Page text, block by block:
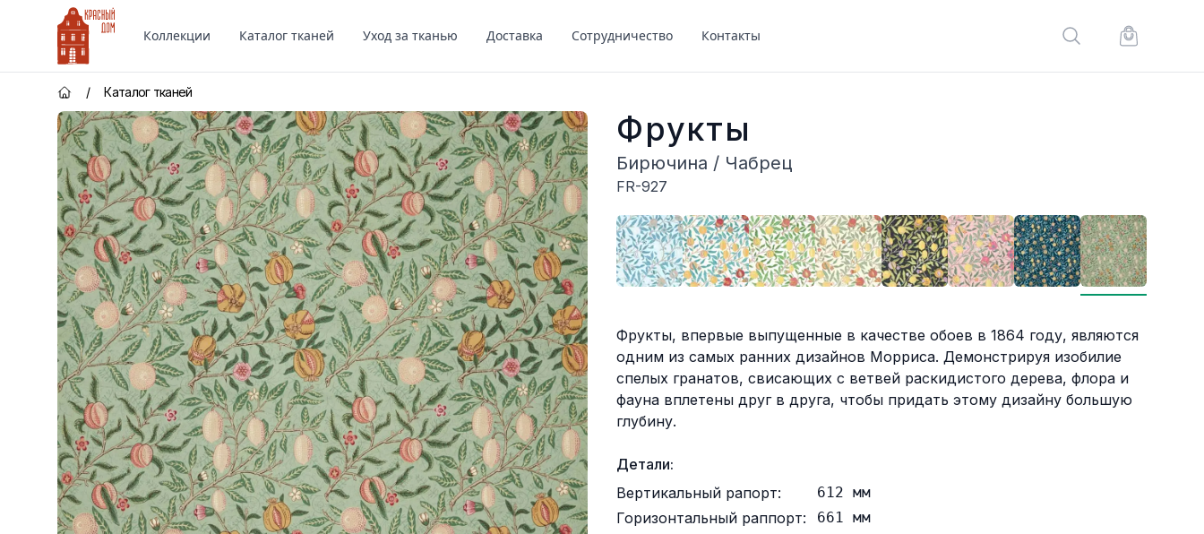
Красный Дом
Коллекции Каталог тканей Уход за тканью Доставка Сотрудничество Контакты Поиск по сайту
Корзина
Главная страница
/ Каталог тканей
Фрукты
Бирючина / Чабрец
FR-927
Описание
Фрукты, впервые выпущенные в качестве обоев в 1864 году, являются
одним из самых ранних дизайнов Морриса. Демонстрируя изобилие
спелых гранатов, свисающих с ветвей раскидистого дерева, флора и
фауна вплетены друг в друга, чтобы придать этому дизайну большую
глубину.
Детали:
Вертикальный рапорт:
612 мм
Горизонтальный раппорт: 661 мм